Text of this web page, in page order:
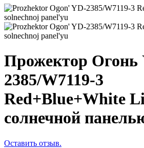
Прожектор Огонь
2385/W7119-3
Red+Blue+White
солнечной
Оставить отзыв.